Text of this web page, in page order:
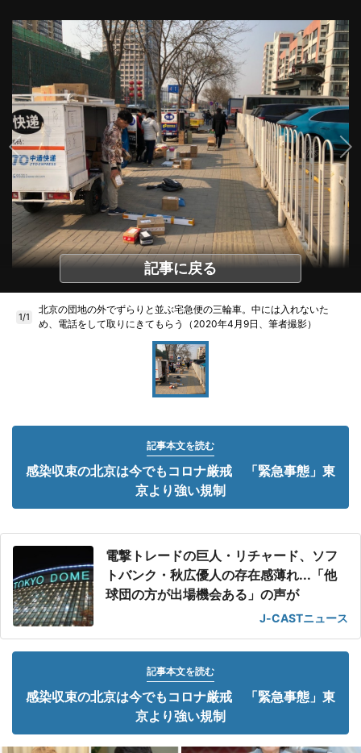
記事に戻る
1/1
北京の団地の外でずらりと並ぶ宅急便の三輪車。中には入れないた
め、電話をして取りにきてもらう（2020年4月9日、筆者撮影）
記事本文を読む
感染収束の北京は今でもコロナ厳戒 「緊急事態」東
京より強い規制
電撃トレードの巨人・リチャード、ソフ
トバンク・秋広優人の存在感薄れ...「他
球団の方が出場機会ある」の声が
J-CASTニュース
記事本文を読む
感染収束の北京は今でもコロナ厳戒 「緊急事態」東
京より強い規制